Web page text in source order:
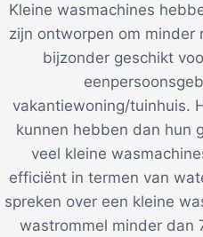
Kleine wasmachines
zijn ontworpen om minder
bijzonder geschikt
vakantiewoning/tuinhuis.
kunnen hebben dan hun
veel kleine
efficiënt in termen van
spreken over een kleine
wastrommel minder dan